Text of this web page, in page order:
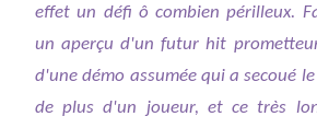
effet un défi ô combien périlleux.
un aperçu d'un futur hit
d'une démo assumée qui a secoué
de plus d'un joueur, et ce très